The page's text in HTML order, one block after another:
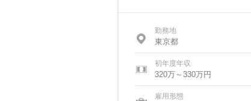
勤務地
東京都
初年度年収
320万～330万円
雇用形態